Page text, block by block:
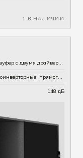
1 В НАЛИЧИИ
Активный сабвуфер с двумя драйверами
2× 18" НЧ, фазоинверторные, прямого излучения
148 дБ